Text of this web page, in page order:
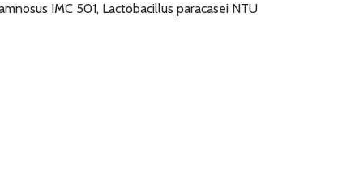
IMC 501, Lactobacillus paracasei NTU